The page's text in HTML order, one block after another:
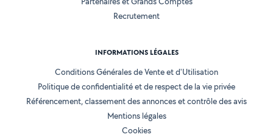
Recrutement
INFORMATIONS LÉGALES
Conditions Générales de Vente et d'Utilisation
Politique de confidentialité et de respect de la vie privée
Référencement, classement des annonces et contrôle des avis
Mentions légales
Cookies